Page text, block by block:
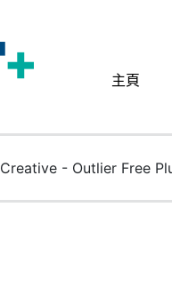
主頁
Creative - Outlier Free